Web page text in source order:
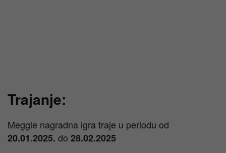
Trajanje:
Meggle nagradna igra traje u periodu od
20.01.2025. do 28.02.2025